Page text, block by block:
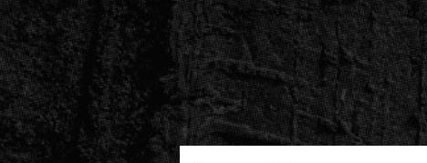
620 Hickman Cir, Sanford, FL 32771, États Unis
Détails du lieu
SARASOTA
ADRESSE
330 Cattlemen Rd, Sarasota, FL 34232, États Unis